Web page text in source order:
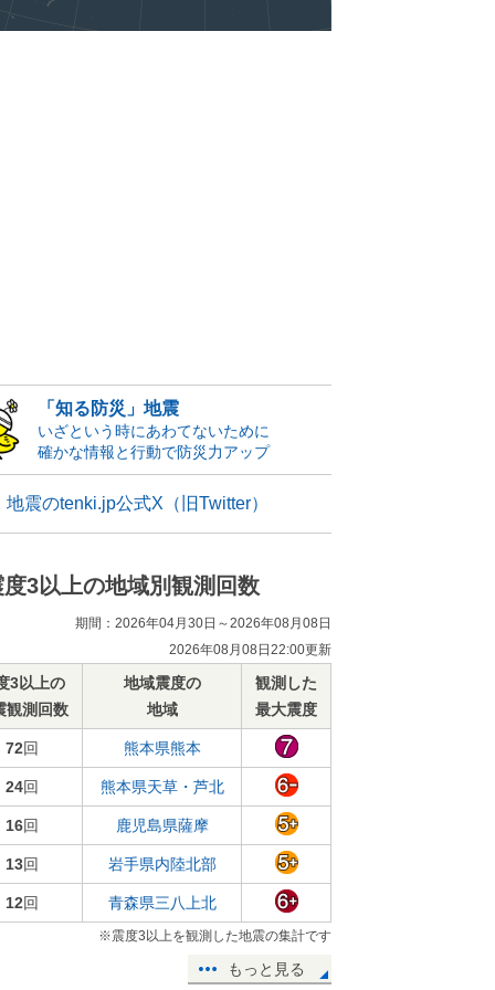
「知る防災」地震
いざという時にあわてないために
確かな情報と行動で防災力アップ
地震のtenki.jp公式X（旧Twitter）
度3以上の地域別観測回数
期間：2026年04月30日～2026年08月08日
2026年08月08日22:00更新
3以上の
観測回数
地域震度の
地域
観測した
最大震度
72回 熊本県熊本
24回 熊本県天草・芦北
16回 鹿児島県薩摩
13回 岩手県内陸北部
12回 青森県三八上北
※震度3以上を観測した地震の集計です
もっと見る